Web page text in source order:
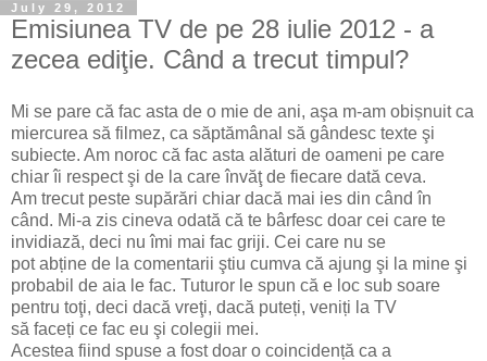
July 29, 2012
Emisiunea TV de pe 28 iulie 2012 - a
zecea ediţie. Când a trecut timpul?
Mi se pare că fac asta de o mie de ani, aşa m-am obișnuit ca
miercurea să filmez, ca săptămânal să gândesc texte şi
subiecte. Am noroc că fac asta alături de oameni pe care
chiar îi respect şi de la care învăţ de fiecare dată ceva.
Am trecut peste supărări chiar dacă mai ies din când în
când. Mi-a zis cineva odată că te bârfesc doar cei care te
invidiază, deci nu îmi mai fac griji. Cei care nu se
pot abține de la comentarii ştiu cumva că ajung şi la mine şi
probabil de aia le fac. Tuturor le spun că e loc sub soare
pentru toţi, deci dacă vreţi, dacă puteți, veniți la TV
să faceți ce fac eu şi colegii mei.
Acestea fiind spuse a fost doar o coincidență ca a